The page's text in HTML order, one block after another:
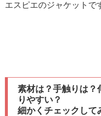
エスピエのジャケットで
素材は？手触りは？
りやすい？
細かくチェックして